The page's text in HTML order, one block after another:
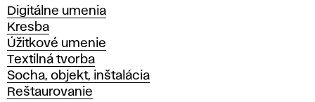
Katedry
Digitálne umenia
Kresba
Úžitkové umenie
Textilná tvorba
Socha, objekt, inštalácia
Reštaurovanie